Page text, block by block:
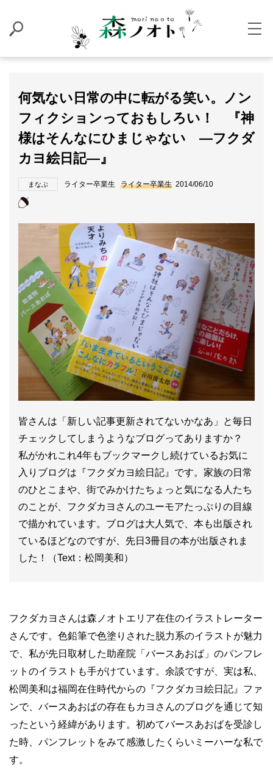
何気ない日常の中に転がる笑い。ノン
フィクションっておもしろい！ 『神
様はそんなにひまじゃない ―フクダ
カヨ絵日記―』
まなぶ ライター卒業生 ライター卒業生 2014/06/10
皆さんは「新しい記事更新されてないかなあ」と毎日
チェックしてしまうようなブログってありますか？
私がかれこれ4年もブックマークし続けているお気に
入りブログは『フクダカヨ絵日記』です。家族の日常
のひとこまや、街でみかけたちょっと気になる人たち
のことが、フクダカヨさんのユーモアたっぷりの目線
で描かれています。ブログは大人気で、本も出版され
ているほどなのですが、先日3冊目の本が出版されま
した！（Text：松岡美和）
フクダカヨさんは森ノオトエリア在住のイラストレーター
さんです。色鉛筆で色塗りされた脱力系のイラストが魅力
で、私が先日取材した助産院「バースあおば」のパンフレ
ットのイラストも手がけています。余談ですが、実は私、
松岡美和は福岡在住時代からの『フクダカヨ絵日記』ファ
ンで、バースあおばの存在もカヨさんのブログを通じて知
ったという経緯があります。初めてバースあおばを受診し
た時、パンフレットをみて感激したくらいミーハーな私で
す。